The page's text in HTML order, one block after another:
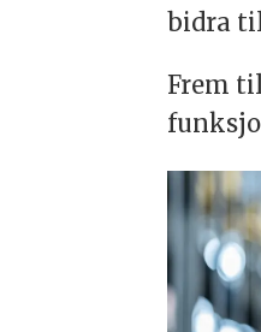
bidra
Frem